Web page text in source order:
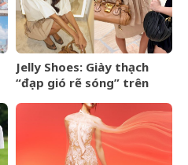
Jelly Shoes: Giày thạch
“đạp gió rẽ sóng” trên